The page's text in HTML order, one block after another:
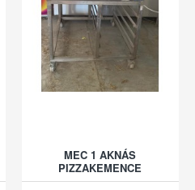
MEC 1 AKNÁS
PIZZAKEMENCE